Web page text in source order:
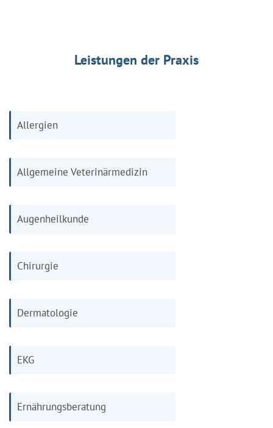
Leistungen der Praxis
Allergien
Allgemeine Veterinärmedizin
Augenheilkunde
Chirurgie
Dermatologie
EKG
Ernährungsberatung